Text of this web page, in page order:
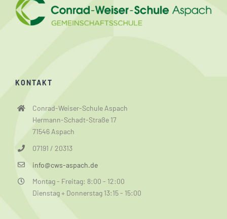
KONTAKT
Conrad-Weiser-Schule Aspach
Hermann-Schadt-Straße 17
71546 Aspach
07191 / 20313
info@cws-aspach.de
Montag - Freitag: 8:00 - 12:00
Dienstag + Donnerstag 13:15 - 15:00